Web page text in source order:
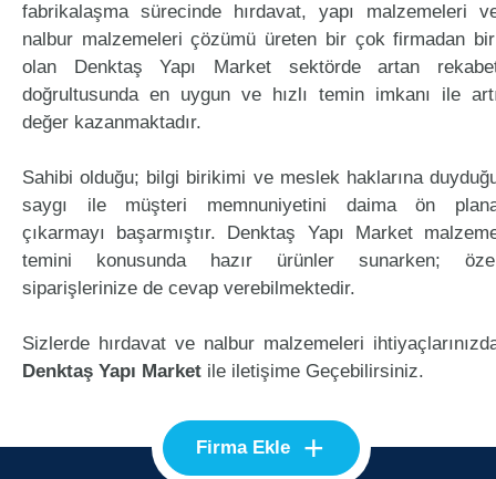
fabrikalaşma sürecinde hırdavat, yapı malzemeleri
nalbur malzemeleri çözümü üreten bir çok firmadan
olan Denktaş Yapı Market sektörde artan
doğrultusunda en uygun ve hızlı temin imkanı ile
değer kazanmaktadır.
Sahibi olduğu; bilgi birikimi ve meslek haklarına
saygı ile müşteri memnuniyetini daima ön
çıkarmayı başarmıştır. Denktaş Yapı Market
temini konusunda hazır ürünler sunarken;
siparişlerinize de cevap verebilmektedir.
Sizlerde hırdavat ve nalbur malzemeleri
Denktaş Yapı Market ile iletişime Geçebilirsiniz.
Firma Ekle +